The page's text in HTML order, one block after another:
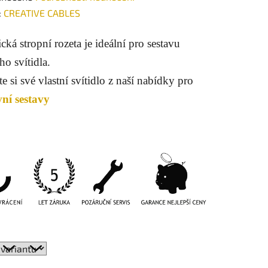
CREATIVE CABLES
stropní rozeta je ideální pro sestavu
svítidla.
si své vlastní svítidlo z naší nabídky pro
sestavy